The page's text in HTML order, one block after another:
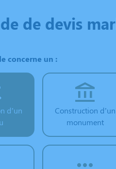
de devis
concerne un :
d’un
Construction d’un
monument